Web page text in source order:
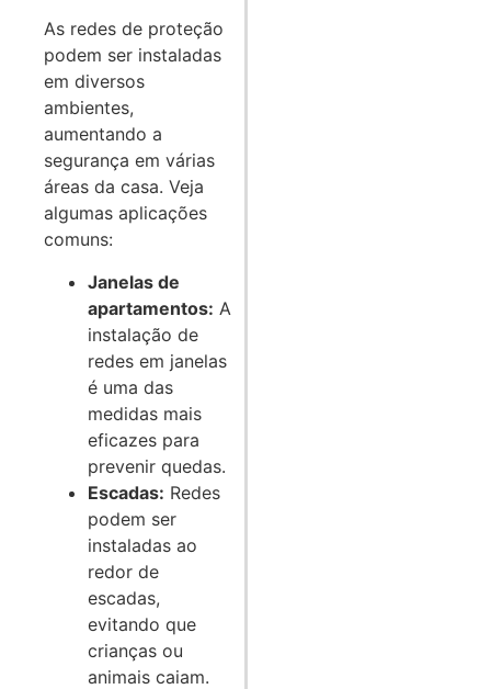
As redes de proteção
podem ser instaladas
em diversos
ambientes,
aumentando a
segurança em várias
áreas da casa. Veja
algumas aplicações
comuns:
Janelas de
apartamentos: A
instalação de
redes em janelas
é uma das
medidas mais
eficazes para
prevenir quedas.
Escadas: Redes
podem ser
instaladas ao
redor de
escadas,
evitando que
crianças ou
animais caiam.